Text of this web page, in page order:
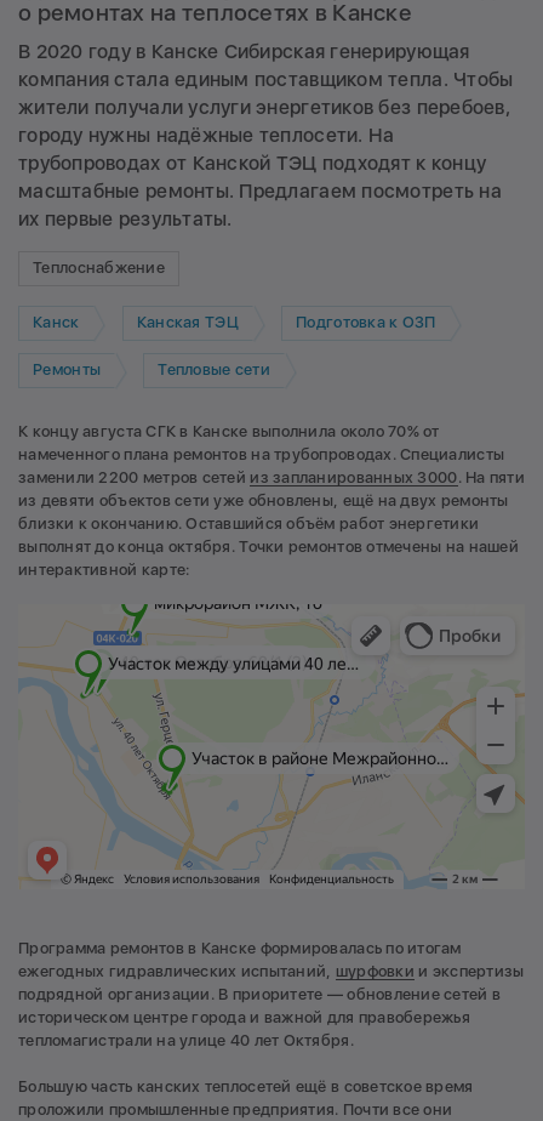
о ремонтах на теплосетях в Канске
В 2020 году в Канске Сибирская генерирующая
компания стала единым поставщиком тепла. Чтобы
жители получали услуги энергетиков без перебоев,
городу нужны надёжные теплосети. На
трубопроводах от Канской ТЭЦ подходят к концу
масштабные ремонты. Предлагаем посмотреть на
их первые результаты.
Теплоснабжение
Канск Канская ТЭЦ Подготовка к ОЗП
Ремонты Тепловые сети
К концу августа СГК в Канске выполнила около 70% от
намеченного плана ремонтов на трубопроводах. Специалисты
заменили 2200 метров сетей из запланированных 3000. На пяти
из девяти объектов сети уже обновлены, ещё на двух ремонты
близки к окончанию. Оставшийся объём работ энергетики
выполнят до конца октября. Точки ремонтов отмечены на нашей
интерактивной карте:
Программа ремонтов в Канске формировалась по итогам
ежегодных гидравлических испытаний, шурфовки и экспертизы
подрядной организации. В приоритете — обновление сетей в
историческом центре города и важной для правобережья
тепломагистрали на улице 40 лет Октября.
Большую часть канских теплосетей ещё в советское время
проложили промышленные предприятия. Почти все они